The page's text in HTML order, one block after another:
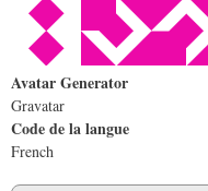
Avatar Generator
Gravatar
Code de la langue
French